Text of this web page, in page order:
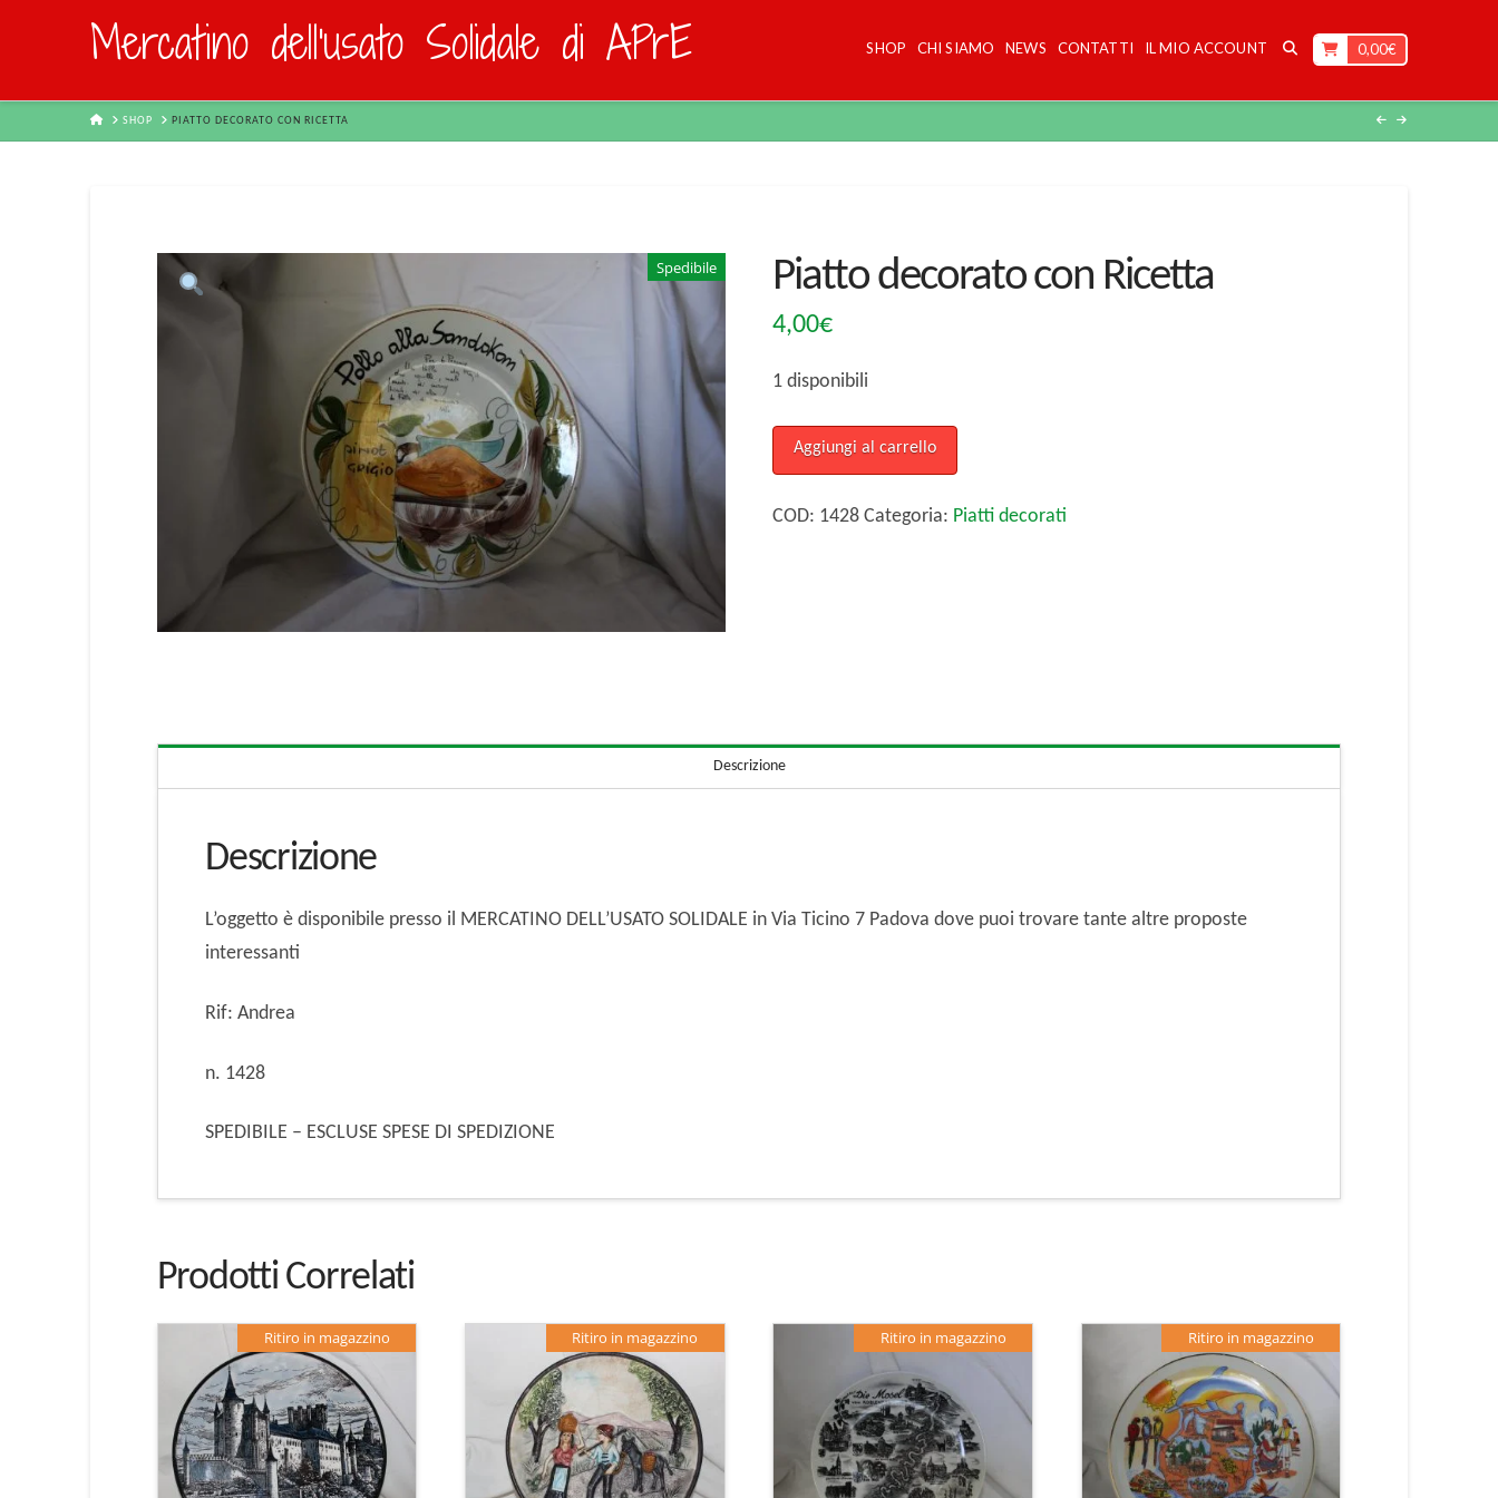
Mercatino dell'usato Solidale di APrE SHOP CHI SIAMO NEWS CONTATTI IL MIO ACCOUNT 0,00€
HOMESHOP PIATTO DECORATO CON RICETTA
Spedibile Piatto decorato con Ricetta
4,00€
1 disponibili
Piatto
decorato
con
Aggiungi al carrello
COD: 1428 Categoria: Piatti decorati
Descrizione
Descrizione
L’oggetto è disponibile presso il MERCATINO DELL’USATO SOLIDALE in Via Ticino 7 Padova dove puoi trovare tante altre proposte
interessanti
Rif: Andrea
n. 1428
SPEDIBILE – ESCLUSE SPESE DI SPEDIZIONE
Prodotti Correlati
Ritiro in magazzino Ritiro in magazzino Ritiro in magazzino Ritiro in magazzino